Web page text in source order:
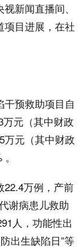
新闻直播间、
项目进展，在社
预救助项目自
元（其中财政
万元（其中财政
22.4万例，产前
谢病患儿救助
人，功能性出
出生缺陷日”等